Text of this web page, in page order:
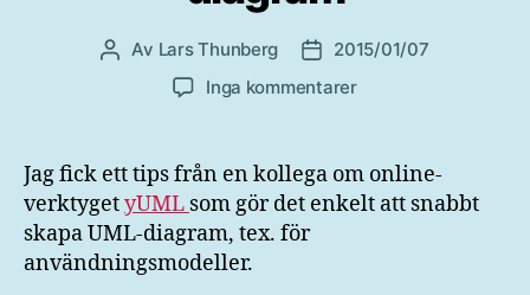
Inläggsförfattare
Av Lars Thunberg Inläggsdatum
2015/01/07
Inga kommentarertill
enkelt
verktyg
för
Jag fick ett tips från en kollega om online-
verktygetyUML som gör det enkelt att snabbt
skapa UML-diagram, tex. för
användningsmodeller.